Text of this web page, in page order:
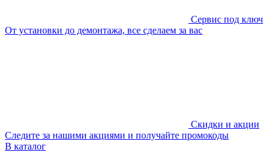
Сервис под ключ
От установки до демонтажа, все сделаем за вас
Скидки и акции
Следите за нашими акциями и получайте промокоды
В каталог